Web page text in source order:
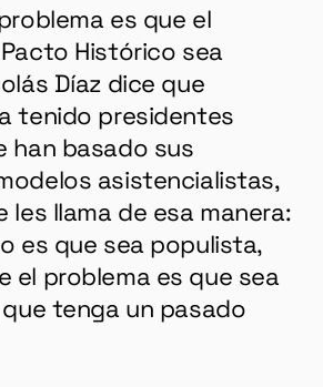
es que el
Histórico sea
Díaz dice que
tenido presidentes
han basado sus
asistencialistas,
les llama de esa manera:
es que sea populista,
el problema es que sea
tenga un pasado